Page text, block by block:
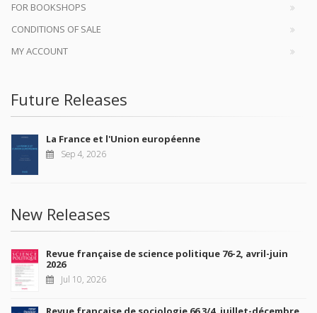
FOR BOOKSHOPS
CONDITIONS OF SALE
MY ACCOUNT
Future Releases
La France et l'Union européenne
Sep 4, 2026
New Releases
Revue française de science politique 76-2, avril-juin
2026
Jul 10, 2026